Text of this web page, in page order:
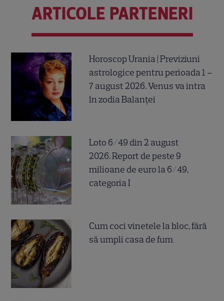
ARTICOLE PARTENERI
Horoscop Urania | Previziuni
astrologice pentru perioada 1 –
7 august 2026. Venus va intra
în zodia Balanței
Loto 6/49 din 2 august
2026. Report de peste 9
milioane de euro la 6/49,
categoria I
Cum coci vinetele la bloc, fără
să umpli casa de fum